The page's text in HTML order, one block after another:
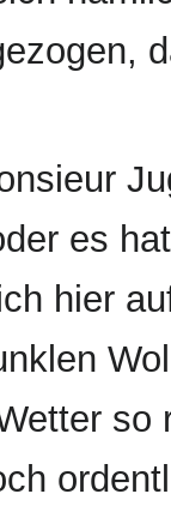
es
hier
so